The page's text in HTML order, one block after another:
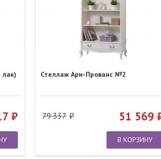
Стеллаж Ари-Прованс №2
79 337 51 569
В КОРЗИНУ